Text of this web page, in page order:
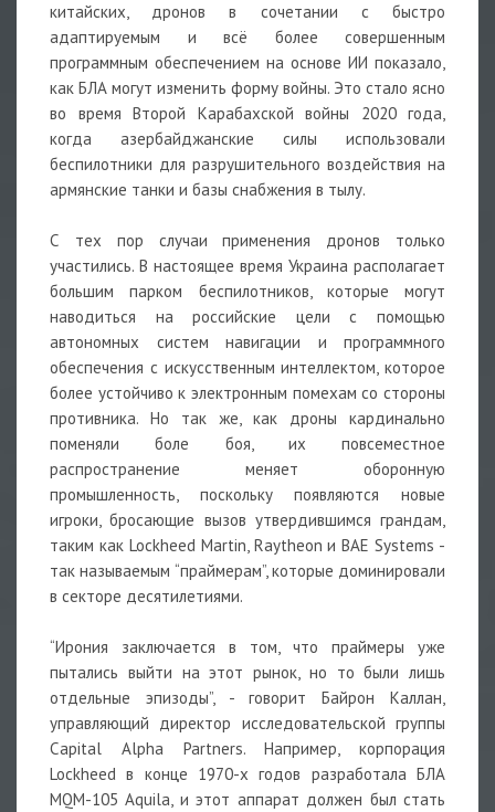
китайских, дронов в сочетании с быстро
адаптируемым и всё более совершенным
программным обеспечением на основе ИИ показало,
как БЛА могут изменить форму войны. Это стало ясно
во время Второй Карабахской войны 2020 года,
когда азербайджанские силы использовали
беспилотники для разрушительного воздействия на
армянские танки и базы снабжения в тылу.
С тех пор случаи применения дронов только
участились. В настоящее время Украина располагает
большим парком беспилотников, которые могут
наводиться на российские цели с помощью
автономных систем навигации и программного
обеспечения с искусственным интеллектом, которое
более устойчиво к электронным помехам со стороны
противника. Но так же, как дроны кардинально
поменяли боле боя, их повсеместное
распространение меняет оборонную
промышленность, поскольку появляются новые
игроки, бросающие вызов утвердившимся грандам,
таким как Lockheed Martin, Raytheon и BAE Systems -
так называемым “праймерам”, которые доминировали
в секторе десятилетиями.
“Ирония заключается в том, что праймеры уже
пытались выйти на этот рынок, но то были лишь
отдельные эпизоды”, - говорит Байрон Каллан,
управляющий директор исследовательской группы
Capital Alpha Partners. Например, корпорация
Lockheed в конце 1970-х годов разработала БЛА
MQM-105 Aquila, и этот аппарат должен был стать